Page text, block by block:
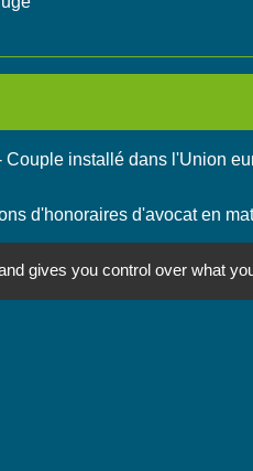
Couple installé dans l'Union
d'honoraires d'avocat en
gives you control over what